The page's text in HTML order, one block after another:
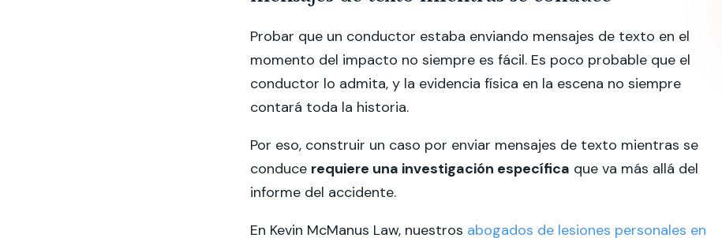
Probar que un conductor estaba enviando mensajes de texto en el
momento del impacto no siempre es fácil. Es poco probable que el
conductor lo admita, y la evidencia física en la escena no siempre
contará toda la historia.
Por eso, construir un caso por enviar mensajes de texto mientras se
conduce requiere una investigación específica que va más allá del
informe del accidente.
En Kevin McManus Law, nuestros abogados de lesiones personales en